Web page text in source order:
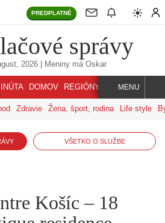
PREDPLATNÉ
správy
2026| Meniny má Oskar
DOMOV REGIÓNY INDEX SVET
MENU
Zdravie Žena, šport, rodina Life style
VŠETKO O SLUŽBE
Košíc – 18